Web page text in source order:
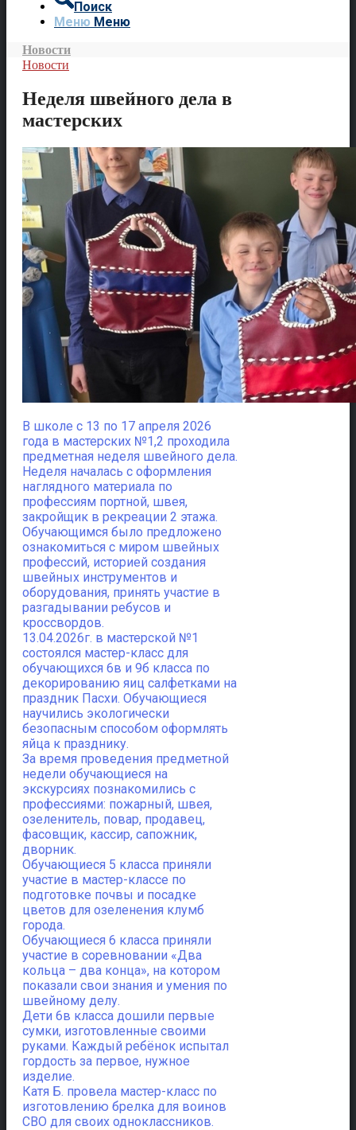
Поиск
Меню Меню
Новости
Новости
Неделя швейного дела в
мастерских
В школе с 13 по 17 апреля 2026
года в мастерских №1,2 проходила
предметная неделя швейного дела.
Неделя началась с оформления
наглядного материала по
профессиям портной, швея,
закройщик в рекреации 2 этажа.
Обучающимся было предложено
ознакомиться с миром швейных
профессий, историей создания
швейных инструментов и
оборудования, принять участие в
разгадывании ребусов и
кроссвордов.
13.04.2026г. в мастерской №1
состоялся мастер-класс для
обучающихся 6в и 9б класса по
декорированию яиц салфетками на
праздник Пасхи. Обучающиеся
научились экологически
безопасным способом оформлять
яйца к празднику.
За время проведения предметной
недели обучающиеся на
экскурсиях познакомились с
профессиями: пожарный, швея,
озеленитель, повар, продавец,
фасовщик, кассир, сапожник,
дворник.
Обучающиеся 5 класса приняли
участие в мастер-классе по
подготовке почвы и посадке
цветов для озеленения клумб
города.
Обучающиеся 6 класса приняли
участие в соревновании «Два
кольца – два конца», на котором
показали свои знания и умения по
швейному делу.
Дети 6в класса дошили первые
сумки, изготовленные своими
руками. Каждый ребёнок испытал
гордость за первое, нужное
изделие.
Катя Б. провела мастер-класс по
изготовлению брелка для воинов
СВО для своих одноклассников.